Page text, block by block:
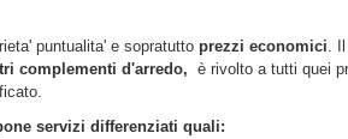
puntualita' e sopratutto prezzi economici.
complementi d'arredo, è rivolto a tutti quei
servizi differenziati quali: